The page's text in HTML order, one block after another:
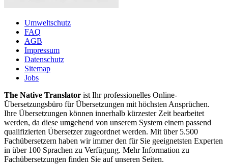
Umweltschutz
FAQ
AGB
Impressum
Datenschutz
Sitemap
Jobs
The Native Translator ist Ihr professionelles Online-
Übersetzungsbüro für Übersetzungen mit höchsten Ansprüchen.
Ihre Übersetzungen können innerhalb kürzester Zeit bearbeitet
werden, da diese umgehend von unserem System einem passend
qualifizierten Übersetzer zugeordnet werden. Mit über 5.500
Fachübersetzern haben wir immer den für Sie geeignetsten Experten
in über 100 Sprachen zu Verfügung. Mehr Information zu
Fachübersetzungen finden Sie auf unseren Seiten.